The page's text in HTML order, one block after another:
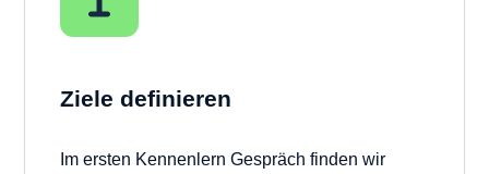
Ziele definieren
Im ersten Kennenlern Gespräch finden wir